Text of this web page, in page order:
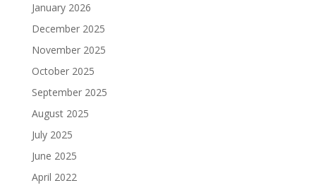
January 2026
December 2025
November 2025
October 2025
September 2025
August 2025
July 2025
June 2025
April 2022